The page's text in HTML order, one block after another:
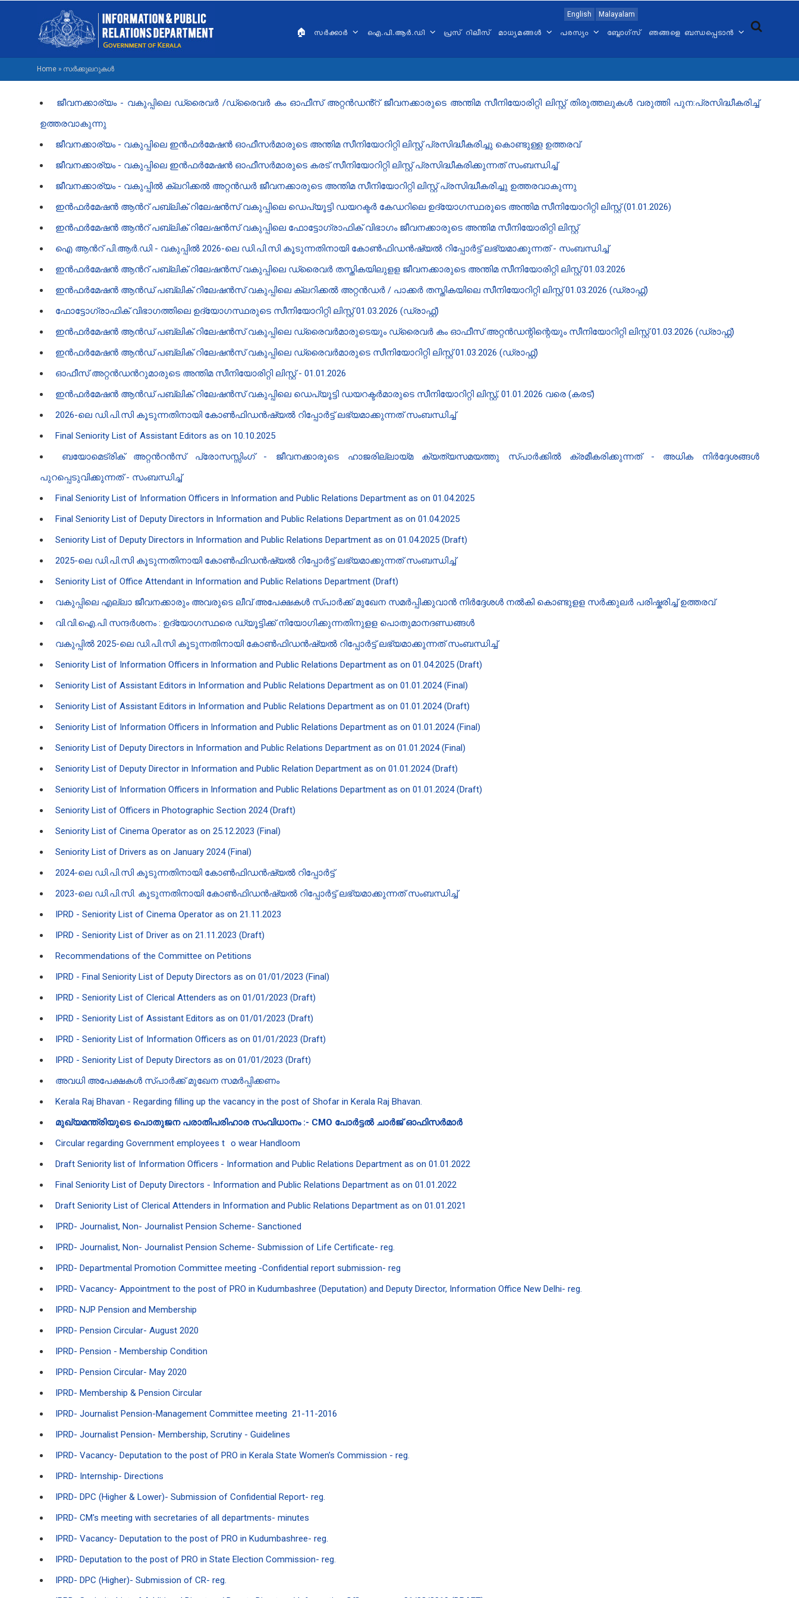
English Malayalam
NAVIGATION
🏠 സർക്കാർ ഐ.പി.ആർ.ഡി പ്രസ് റിലീസ് മാധ്യമങ്ങൾ പരസ്യം ബ്ലോഗ്സ് ഞങ്ങളെ ബന്ധപ്പെടാൻ
BREADCRUMB
Home » സർക്കുലറുകൾ
ജീവനക്കാര്യം - വകുപ്പിലെ ഡ്രൈവർ /ഡ്രൈവർ കം ഓഫീസ് അറ്റൻഡൻ്റ് ജീവനക്കാരുടെ അന്തിമ സീനിയോരിറ്റി ലിസ്റ്റ് തിരുത്തലുകൾ വരുത്തി പുന:പ്രസിദ്ധീകരിച്ച്
ഉത്തരവാകുന്നു
ജീവനക്കാര്യം - വകുപ്പിലെ ഇൻഫർമേഷൻ ഓഫീസർമാരുടെ അന്തിമ സീനിയോറിറ്റി ലിസ്റ്റ് പ്രസിദ്ധീകരിച്ചു കൊണ്ടുള്ള ഉത്തരവ്
ജീവനക്കാര്യം - വകുപ്പിലെ ഇൻഫർമേഷൻ ഓഫീസർമാരുടെ കരട് സീനിയോറിറ്റി ലിസ്റ്റ് പ്രസിദ്ധീകരിക്കുന്നത് സംബന്ധിച്ച്
ജീവനക്കാര്യം - വകുപ്പിൽ ക്ലറിക്കൽ അറ്റൻഡർ ജീവനക്കാരുടെ അന്തിമ സീനിയോറിറ്റി ലിസ്റ്റ് പ്രസിദ്ധീകരിച്ചു ഉത്തരവാകുന്നു
ഇൻ‍ഫർമേഷൻ‍ ആൻ‍റ് പബ്ലിക് റിലേഷൻ‍സ് വകുപ്പിലെ ഡെപ്യൂട്ടി ഡയറക്ടർ കേഡറിലെ ഉദ്യോഗസ്ഥരുടെ അന്തിമ സീനിയോറിറ്റി ലിസ്റ്റ് (01.01.2026)
ഇൻ‍ഫർമേഷൻ‍ ആൻ‍റ് പബ്ലിക് റിലേഷൻ‍സ് വകുപ്പിലെ ​ഫോട്ടോഗ്രാഫിക് വിഭാഗം ജീവനക്കാരുടെ അന്തിമ സീനിയോരിറ്റി ലിസ്റ്റ്
ഐ ആൻ‍റ് പി.ആർ.ഡി - വകുപ്പിൽ 2026-ലെ ഡി.പി.സി കൂടുന്നതിനായി കോൺഫിഡൻ‍ഷ്യൽ റിപ്പോർട്ട് ലഭ്യമാക്കുന്നത് - സംബന്ധിച്ച്
ഇൻ‍ഫർമേഷൻ‍ ആൻ‍റ് പബ്ലിക് റിലേഷൻ‍സ് വകുപ്പിലെ ​ഡ്രൈവർ തസ്തികയിലുളള ജീവനക്കാരുടെ അന്തിമ സീനിയോരിറ്റി ലിസ്റ്റ് 01.03.2026
ഇൻഫർമേഷൻ ആൻഡ് പബ്ലിക് റിലേഷൻസ് വകുപ്പിലെ ക്ലറിക്കൽ അറ്റൻഡർ / പാക്കർ തസ്തികയിലെ സീനിയോറിറ്റി ലിസ്റ്റ് 01.03.2026 (ഡ്രാഫ്റ്റ്)
ഫോട്ടോഗ്രാഫിക് വിഭാഗത്തിലെ ഉദ്യോഗസ്ഥരുടെ സീനിയോറിറ്റി ലിസ്റ്റ് 01.03.2026 (ഡ്രാഫ്റ്റ്)
ഇൻഫർമേഷൻ ആൻഡ് പബ്ലിക് റിലേഷൻസ് വകുപ്പിലെ ഡ്രൈവർമാരുടെയും ഡ്രൈവർ കം ഓഫീസ് അറ്റൻഡന്റിന്റെയും സീനിയോറിറ്റി ലിസ്റ്റ് 01.03.2026 (ഡ്രാഫ്റ്റ്)
ഇൻഫർമേഷൻ ആൻഡ് പബ്ലിക് റിലേഷൻസ് വകുപ്പിലെ ഡ്രൈവർമാരുടെ സീനിയോറിറ്റി ലിസ്റ്റ് 01.03.2026 (ഡ്രാഫ്റ്റ്)
ഓഫീസ് അറ്റൻ‍ഡൻ‍റുമാരുടെ അന്തിമ സീനിയോരിറ്റി ലിസ്റ്റ് - 01.01.2026
ഇൻഫർമേഷൻ ആൻഡ് പബ്ലിക് റിലേഷൻസ് വകുപ്പിലെ ഡെപ്യൂട്ടി ഡയറക്ടർമാരുടെ സീനിയോറിറ്റി ലിസ്റ്റ്, 01.01.2026 വരെ (കരട്)
2026-ലെ ഡി.പി.സി കൂടുന്നതിനായി കോൺഫിഡൻ‍ഷ്യൽ റിപ്പോർട്ട് ലഭ്യമാക്കുന്നത് സംബന്ധിച്ച്
Final Seniority List of Assistant Editors as on 10.10.2025
ബയോമെട്രിക് അറ്റൻ‍റൻ‍സ് പ്രോസസ്സിംഗ് - ജീവനക്കാരുടെ ഹാജരില്ലായ്മ ക്യത്യസമയത്തു സ്പാർക്കിൽ ക്രമീകരിക്കുന്നത് - അധിക നിർദ്ദേശങ്ങൾ
പുറപ്പെടുവിക്കുന്നത് - സംബന്ധിച്ച്
Final Seniority List of Information Officers in Information and Public Relations Department as on 01.04.2025
Final Seniority List of Deputy Directors in Information and Public Relations Department as on 01.04.2025
Seniority List of Deputy Directors in Information and Public Relations Department as on 01.04.2025 (Draft)
2025-ലെ ഡി.പി.സി കൂടുന്നതിനായി കോൺഫിഡൻ‍ഷ്യൽ റിപ്പോർട്ട് ലഭ്യമാക്കുന്നത് സംബന്ധിച്ച്
Seniority List of Office Attendant in Information and Public Relations Department (Draft)
വ​കുപ്പിലെ എല്ലാ ജീവനക്കാരും അവരുടെ ലീവ് അപേക്ഷകൾ സ്പാർക്ക് മുഖേന സമർപ്പിക്കുവാൻ‍ നിർദ്ദേശൾ നൽകി കൊണ്ടുളള സർക്കുലർ പരിഷ്കരിച്ച് ഉത്തരവ്
വി.വി.ഐ.പി സന്ദർശനം : ഉദ്യോഗസ്ഥരെ ഡ്യൂട്ടിക്ക് നിയോഗിക്കുന്നതിനുളള പൊതുമാനദണ്ഡങ്ങൾ
വ​കുപ്പിൽ 2025-ലെ ഡി.പി.സി കൂടുന്നതിനായി കോൺഫിഡൻ‍ഷ്യൽ റിപ്പോർട്ട് ലഭ്യമാക്കുന്നത് സംബന്ധിച്ച്
Seniority List of Information Officers in Information and Public Relations Department as on 01.04.2025 (Draft)
Seniority List of Assistant Editors in Information and Public Relations Department as on 01.01.2024 (Final)
Seniority List of Assistant Editors in Information and Public Relations Department as on 01.01.2024 (Draft)
Seniority List of Information Officers in Information and Public Relations Department as on 01.01.2024 (Final)
Seniority List of Deputy Directors in Information and Public Relations Department as on 01.01.2024 (Final)
Seniority List of Deputy Director in Information and Public Relation Department as on 01.01.2024 (Draft)
Seniority List of Information Officers in Information and Public Relations Department as on 01.01.2024 (Draft)
Seniority List of Officers in Photographic Section 2024 (Draft)
Seniority List of Cinema Operator as on 25.12.2023 (Final)
Seniority List of Drivers as on January 2024 (Final)
2024-ലെ ഡി.പി.സി കൂടുന്നതി​നായി കോൺഫിഡൻ‍ഷ്യൽ റിപ്പോർട്ട്
2023-ലെ ഡി.പി.സി. കൂടുന്നതിനായി കോൺഫിഡൻഷ്യൽ റിപ്പോർട്ട് ലഭ്യമാക്കുന്നത് സംബന്ധിച്ച്
IPRD - Seniority List of Cinema Operator as on 21.11.2023
IPRD - Seniority List of Driver as on 21.11.2023 (Draft)
Recommendations of the Committee on Petitions
IPRD - Final Seniority List of Deputy Directors as on 01/01/2023 (Final)
IPRD - Seniority List of Clerical Attenders as on 01/01/2023 (Draft)
IPRD - Seniority List of Assistant Editors as on 01/01/2023 (Draft)
IPRD - Seniority List of Information Officers as on 01/01/2023 (Draft)
IPRD - Seniority List of Deputy Directors as on 01/01/2023 (Draft)
അവധി അപേക്ഷകൾ സ്പാർക്ക് മുഖേന സമർപ്പിക്കണം
Kerala Raj Bhavan - Regarding filling up the vacancy in the post of Shofar in Kerala Raj Bhavan.
മുഖ്യമന്ത്രിയുടെ പൊതുജന പരാതിപരിഹാര സംവിധാനം :- CMO പോർട്ടൽ ചാർജ് ഓഫിസർമാർ
Circular regarding Government employees t o wear Handloom
Draft Seniority list of Information Officers - Information and Public Relations Department as on 01.01.2022
Final Seniority List of Deputy Directors - Information and Public Relations Department as on 01.01.2022
Draft Seniority List of Clerical Attenders in Information and Public Relations Department as on 01.01.2021
IPRD- Journalist, Non- Journalist Pension Scheme- Sanctioned
IPRD- Journalist, Non- Journalist Pension Scheme- Submission of Life Certificate- reg.
IPRD- Departmental Promotion Committee meeting -Confidential report submission- reg
IPRD- Vacancy- Appointment to the post of PRO in Kudumbashree (Deputation) and Deputy Director, Information Office New Delhi- reg.
IPRD- NJP Pension and Membership
IPRD- Pension Circular- August 2020
IPRD- Pension - Membership Condition
IPRD- Pension Circular- May 2020
IPRD- Membership & Pension Circular
IPRD- Journalist Pension-Management Committee meeting 21-11-2016
IPRD- Journalist Pension- Membership, Scrutiny - Guidelines
IPRD- Vacancy- Deputation to the post of PRO in Kerala State Women's Commission - reg.
IPRD- Internship- Directions
IPRD- DPC (Higher & Lower)- Submission of Confidential Report- reg.
IPRD- CM's meeting with secretaries of all departments- minutes
IPRD- Vacancy- Deputation to the post of PRO in Kudumbashree- reg.
IPRD- Deputation to the post of PRO in State Election Commission- reg.
IPRD- DPC (Higher)- Submission of CR- reg.